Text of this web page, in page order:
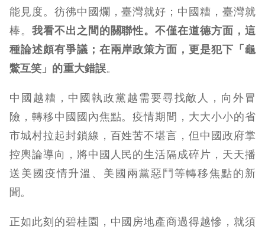
能見度。彷彿中國爛，臺灣就好；中國糟，臺灣就
棒。 我看不出之間的關聯性。不僅在道德方面，這
種論述頗有爭議；在兩岸政策方面，更是犯下「龜
鱉互笑」的重大錯誤。
中國越糟，中國執政黨越需要尋找敵人，向外冒
險，轉移中國國內焦點。疫情期間，大大小小的省
市城村拉起封鎖線，百姓苦不堪言，但中國政府掌
控輿論導向，將中國人民的生活隔成碎片，天天播
送美國疫情升溫、美國兩黨惡鬥等轉移焦點的新
聞。
正如此刻的碧桂園，中國房地產商過得越慘，就須